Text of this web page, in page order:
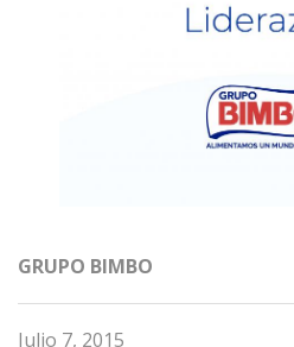
GRUPO BIMBO
Julio 7, 2015